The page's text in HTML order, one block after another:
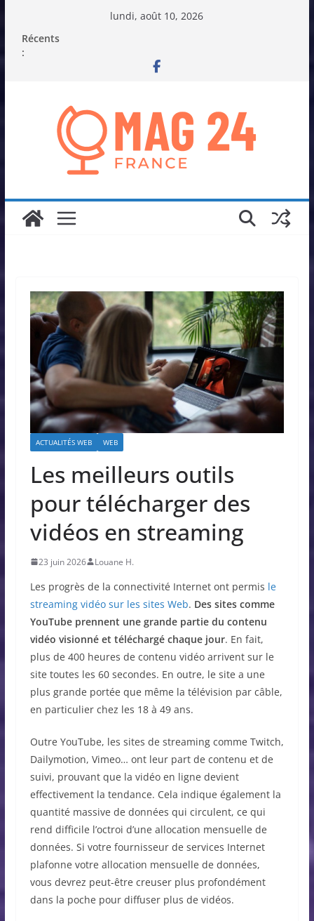
contenu
lundi, août 10, 2026
Récents
:
ACTUALITÉS WEB WEB
Les meilleurs outils
pour télécharger des
vidéos en streaming
23 juin 2026 Louane H.
Les progrès de la connectivité Internet ont permis le
streaming vidéo sur les sites Web. Des sites comme
YouTube prennent une grande partie du contenu
vidéo visionné et téléchargé chaque jour. En fait,
plus de 400 heures de contenu vidéo arrivent sur le
site toutes les 60 secondes. En outre, le site a une
plus grande portée que même la télévision par câble,
en particulier chez les 18 à 49 ans.
Outre YouTube, les sites de streaming comme Twitch,
Dailymotion, Vimeo… ont leur part de contenu et de
suivi, prouvant que la vidéo en ligne devient
effectivement la tendance. Cela indique également la
quantité massive de données qui circulent, ce qui
rend difficile l’octroi d’une allocation mensuelle de
données. Si votre fournisseur de services Internet
plafonne votre allocation mensuelle de données,
vous devrez peut-être creuser plus profondément
dans la poche pour diffuser plus de vidéos.